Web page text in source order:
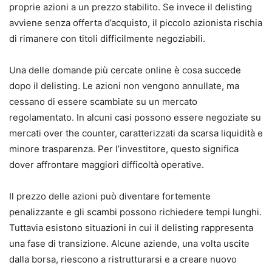
proprie azioni a un prezzo stabilito. Se invece il delisting
avviene senza offerta d’acquisto, il piccolo azionista rischia
di rimanere con titoli difficilmente negoziabili.
Una delle domande più cercate online è cosa succede
dopo il delisting. Le azioni non vengono annullate, ma
cessano di essere scambiate su un mercato
regolamentato. In alcuni casi possono essere negoziate su
mercati over the counter, caratterizzati da scarsa liquidità e
minore trasparenza. Per l’investitore, questo significa
dover affrontare maggiori difficoltà operative.
Il prezzo delle azioni può diventare fortemente
penalizzante e gli scambi possono richiedere tempi lunghi.
Tuttavia esistono situazioni in cui il delisting rappresenta
una fase di transizione. Alcune aziende, una volta uscite
dalla borsa, riescono a ristrutturarsi e a creare nuovo